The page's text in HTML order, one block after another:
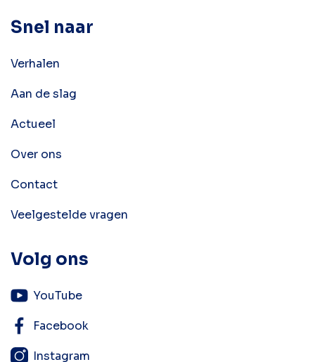
Snel naar
Verhalen
Aan de slag
Actueel
Over ons
Contact
Veelgestelde vragen
Volg ons
YouTube
Facebook
Instagram